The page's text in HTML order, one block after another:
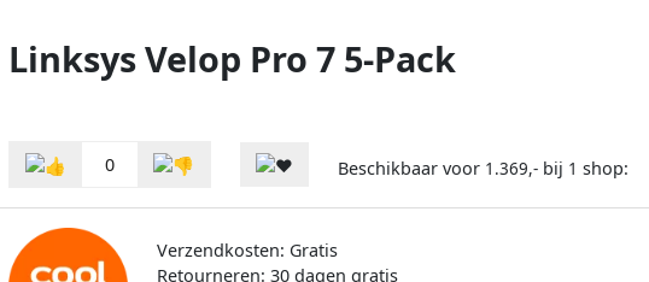
Linksys Velop Pro 7 5-Pack
0 Beschikbaar voor 1.369,- bij 1 shop:
Verzendkosten: Gratis
Retourneren: 30 dagen gratis